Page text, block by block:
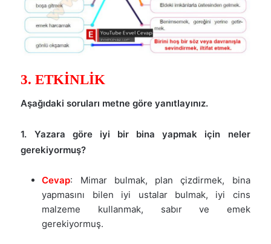
3. ETKİNLİK
Aşağıdaki soruları metne göre yanıtlayınız.
1. Yazara göre iyi bir bina yapmak için neler
gerekiyormuş?
Cevap: Mimar bulmak, plan çizdirmek, bina
yapmasını bilen iyi ustalar bulmak, iyi cins
malzeme kullanmak, sabır ve emek
gerekiyormuş.